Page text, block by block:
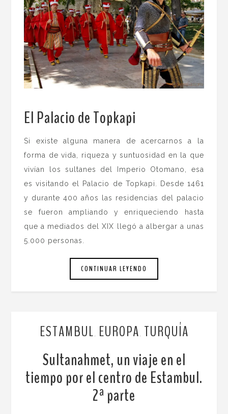
El Palacio de Topkapi
Si existe alguna manera de acercarnos a la
forma de vida, riqueza y suntuosidad en la que
vivían los sultanes del Imperio Otomano, esa
es visitando el Palacio de Topkapi. Desde 1461
y durante 400 años las residencias del palacio
se fueron ampliando y enriqueciendo hasta
que a mediados del XIX llegó a albergar a unas
5.000 personas.
CONTINUAR LEYENDO
ESTAMBUL EUROPA TURQUÍA
Sultanahmet, un viaje en el
tiempo por el centro de Estambul.
2ª parte